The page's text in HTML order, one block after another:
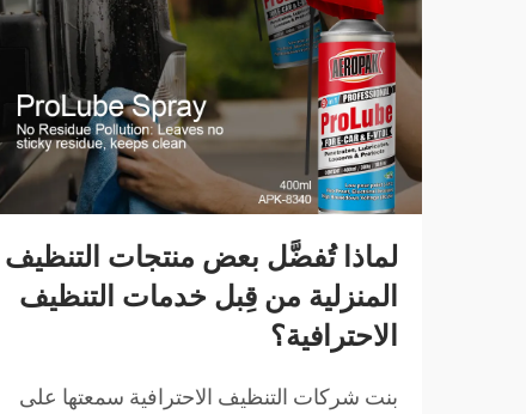
لماذا تُفضَّل بعض منتجات التنظيف
المنزلية من قِبل خدمات التنظيف
الاحترافية؟
بنت شركات التنظيف الاحترافية سمعتها على